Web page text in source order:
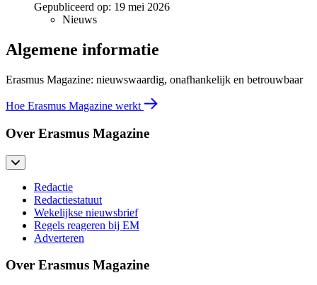
Gepubliceerd op: 19 mei 2026
Nieuws
Algemene informatie
Erasmus Magazine: nieuwswaardig, onafhankelijk en betrouwbaar
Hoe Erasmus Magazine werkt
Over Erasmus Magazine
Redactie
Redactiestatuut
Wekelijkse nieuwsbrief
Regels reageren bij EM
Adverteren
Over Erasmus Magazine